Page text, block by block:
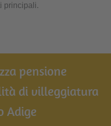
principali.
pensione
di villeggiatura
Adige